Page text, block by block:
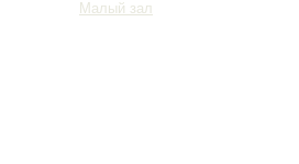
Малый зал